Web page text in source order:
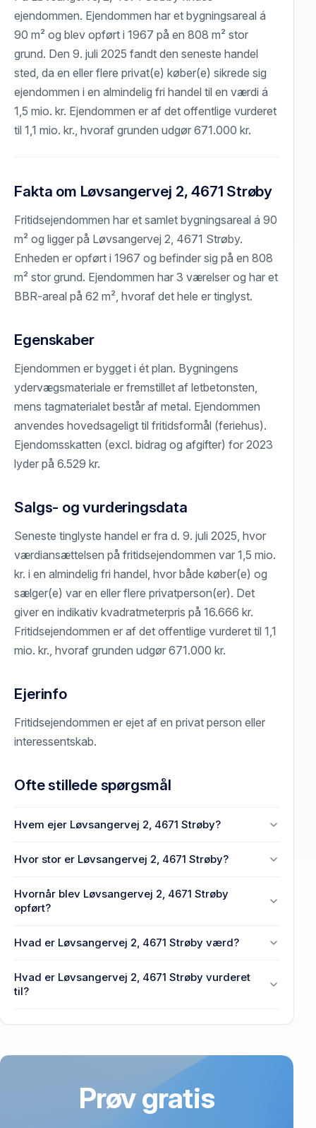
ejendommen. Ejendommen har et bygningsareal á
90 m² og blev opført i 1967 på en 808 m² stor
grund. Den 9. juli 2025 fandt den seneste handel
sted, da en eller flere privat(e) køber(e) sikrede sig
ejendommen i en almindelig fri handel til en værdi á
1,5 mio. kr. Ejendommen er af det offentlige vurderet
til 1,1 mio. kr., hvoraf grunden udgør 671.000 kr.
Fakta om Løvsangervej 2, 4671 Strøby
Fritidsejendommen har et samlet bygningsareal á 90
m² og ligger på Løvsangervej 2, 4671 Strøby.
Enheden er opført i 1967 og befinder sig på en 808
m² stor grund. Ejendommen har 3 værelser og har et
BBR-areal på 62 m², hvoraf det hele er tinglyst.
Egenskaber
Ejendommen er bygget i ét plan. Bygningens
ydervægsmateriale er fremstillet af letbetonsten,
mens tagmaterialet består af metal. Ejendommen
anvendes hovedsageligt til fritidsformål (feriehus).
Ejendomsskatten (excl. bidrag og afgifter) for 2023
lyder på 6.529 kr.
Salgs- og vurderingsdata
Seneste tinglyste handel er fra d. 9. juli 2025, hvor
værdiansættelsen på fritidsejendommen var 1,5 mio.
kr. i en almindelig fri handel, hvor både køber(e) og
sælger(e) var en eller flere privatperson(er). Det
giver en indikativ kvadratmeterpris på 16.666 kr.
Fritidsejendommen er af det offentlige vurderet til 1,1
mio. kr., hvoraf grunden udgør 671.000 kr.
Ejerinfo
Fritidsejendommen er ejet af en privat person eller
interessentskab.
Ofte stillede spørgsmål
Hvem ejer Løvsangervej 2, 4671 Strøby?
Hvor stor er Løvsangervej 2, 4671 Strøby?
Enhedens BBR-areal er 62 m² på Løvsangervej 2,
4671 Strøby.
Hvornår blev Løvsangervej 2, 4671 Strøby
opført?
Hvad er Løvsangervej 2, 4671 Strøby værd?
Strøby senest blev handlet i 2025.
Hvad er Løvsangervej 2, 4671 Strøby vurderet
til?
Prøv gratis